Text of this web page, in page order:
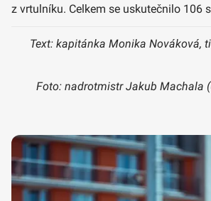
z vrtulníku. Celkem se uskutečnilo 106
Text: kapitánka Monika Nováková,
Foto: nadrotmistr Jakub Machala